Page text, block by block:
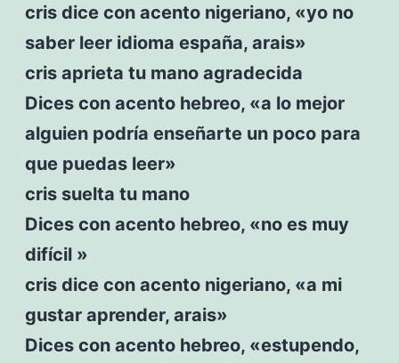
cris dice con acento nigeriano, «yo no
saber leer idioma españa, arais»
cris aprieta tu mano agradecida
Dices con acento hebreo, «a lo mejor
alguien podría enseñarte un poco para
que puedas leer»
cris suelta tu mano
Dices con acento hebreo, «no es muy
difícil »
cris dice con acento nigeriano, «a mi
gustar aprender, arais»
Dices con acento hebreo, «estupendo,